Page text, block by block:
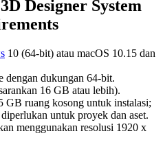
Designer System
10 (64-bit) atau macOS 10.15 dan
dengan dukungan 64-bit.
16 GB atau lebih).
GB ruang kosong untuk instalasi;
untuk proyek dan aset.
menggunakan resolusi 1920 x